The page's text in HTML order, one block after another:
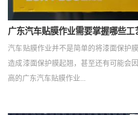
广东汽车贴膜作业需要掌握哪些工
汽车贴膜作业并不是简单的将漆面保护
造成漆面保护膜起翘，甚至还有可能会
高的广东汽车贴膜作业...